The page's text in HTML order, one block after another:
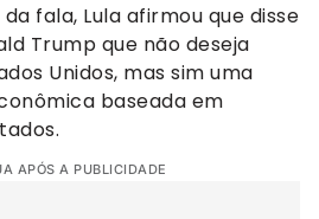
fala, Lula afirmou que disse
Trump que não deseja
Unidos, mas sim uma
baseada em
APÓS A PUBLICIDADE